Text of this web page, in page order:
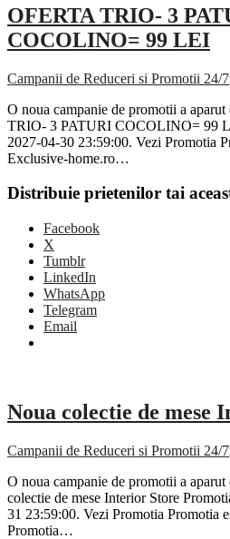
OFERTA TRIO- 3
COCOLINO= 99 LEI
Campanii de Reduceri si Promotii 24/7
O noua campanie de promotii a
TRIO- 3 PATURI COCOLINO= 99
2027-04-30 23:59:00. Vezi Promotia
Exclusive-home.ro…
Distribuie prietenilor tai
Facebook
X
Tumblr
LinkedIn
WhatsApp
Telegram
Email
Noua colectie de mese
Campanii de Reduceri si Promotii 24/7
O noua campanie de promotii a
colectie de mese Interior Store
31 23:59:00. Vezi Promotia Promotia
Promotia…